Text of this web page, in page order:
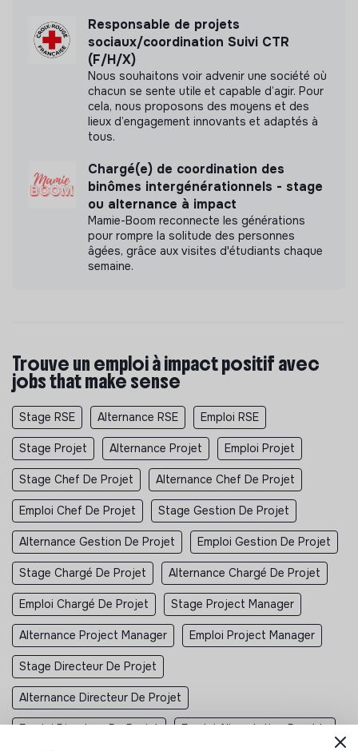
Responsable de projets
sociaux/coordination Suivi CTR
(F/H/X)
Nous souhaitons voir advenir une société où
chacun se sente utile et capable d’agir. Pour
cela, nous proposons des moyens et des
lieux d’engagement innovants et adaptés à
tous.
Chargé(e) de coordination des
binômes intergénérationnels - stage
ou alternance à impact
Mamie-Boom reconnecte les générations
pour rompre la solitude des personnes
âgées, grâce aux visites d'étudiants chaque
semaine.
Trouve un emploi à impact positif avec
jobs that make sense
Stage RSE Alternance RSE Emploi RSE
Stage Projet Alternance Projet Emploi Projet
Stage Chef De Projet Alternance Chef De Projet
Emploi Chef De Projet Stage Gestion De Projet
Alternance Gestion De Projet Emploi Gestion De Projet
Stage Chargé De Projet Alternance Chargé De Projet
Emploi Chargé De Projet Stage Project Manager
Alternance Project Manager Emploi Project Manager
Stage Directeur De Projet
Alternance Directeur De Projet
Emploi Directeur De Projet Emploi Alimentation Durable